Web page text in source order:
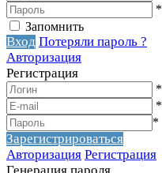
*
Запомнить
Вход Потеряли пароль ?
Авторизация
Регистрация
*
*
*
Зарегистрироваться
Авторизация Регистрация